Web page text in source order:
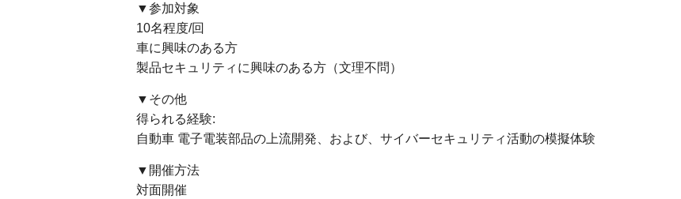
▼参加対象
10名程度/回
車に興味のある方
製品セキュリティに興味のある方（文理不問）
▼その他
得られる経験:
自動車 電子電装部品の上流開発、および、サイバーセキュリティ活動の模擬体験
▼開催方法
対面開催